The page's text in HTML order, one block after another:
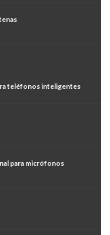
teléfonos inteligentes
para micrófonos